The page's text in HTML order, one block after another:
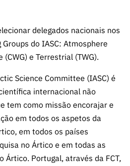
turas
Outros
Apoios
Infraestru
turas
Prémios
Outros
Apoios
dados
– Protocolo
FCT
Ciência
de Marca
Subscrever
Newsletter
Direct Mail
de
Concursos
FCT
90 Segundos
de Ciência
Subscrever
e Planeamento
de Gestão
A FCT em
Números
ão,
Certificaç
ão e
Benefícios
Fiscais
Recrutam
ento,
delegados nacionais nos
do IASC: Atmosphere
(CWG) e Terrestrial (TWG).
Science Committee (IASC) é
internacional não
tem como missão encorajar e
em todos os aspetos da
em todos os países
no Ártico e em todas as
Ártico. Portugal, através da FCT,